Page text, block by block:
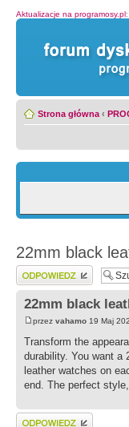
Aktualizacje na programosy.pl:
Strona główna ‹
22mm black
Wyślij odpowiedź
22mm black
przez vahamo 19 Maj
Transform the
durability. You want
leather watches on
end. The perfect
Wyślij odpowiedź